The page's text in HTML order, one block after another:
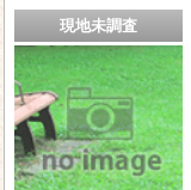
現地未調査